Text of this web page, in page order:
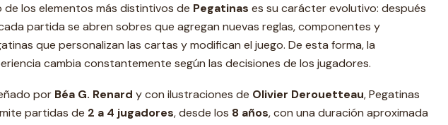
de los elementos más distintivos de Pegatinas es su carácter evolutivo: después
partida se abren sobres que agregan nuevas reglas, componentes y
que personalizan las cartas y modifican el juego. De esta forma, la
cambia constantemente según las decisiones de los jugadores.
por Béa G. Renard y con ilustraciones de Olivier Derouetteau, Pegatinas
partidas de 2 a 4 jugadores, desde los 8 años, con una duración aproximada